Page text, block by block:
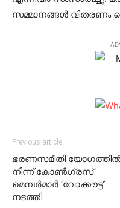
സമ്മാനങ്ങള്‍ വിതരണം
Previous article
ഭരണസമിതി
നിന്ന് കോണ്‍ഗ്രസ്
മെമ്പര്‍മാര്‍ ‘വോക്കൗട്ട്’
നടത്തി